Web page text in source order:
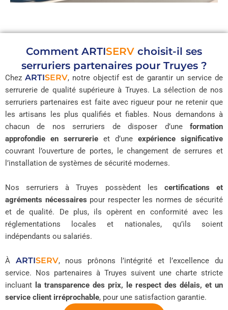
Comment ARTISERV choisit-il ses
serruriers partenaires pour Truyes ?
Chez ARTISERV, notre objectif est de garantir un service de
serrurerie de qualité supérieure à Truyes. La sélection de nos
serruriers partenaires est faite avec rigueur pour ne retenir que
les artisans les plus qualifiés et fiables. Nous demandons à
chacun de nos serruriers de disposer d’une formation
approfondie en serrurerie et d’une expérience significative
couvrant l’ouverture de portes, le changement de serrures et
l’installation de systèmes de sécurité modernes.
Nos serruriers à Truyes possèdent les certifications et
agréments nécessaires pour respecter les normes de sécurité
et de qualité. De plus, ils opèrent en conformité avec les
réglementations locales et nationales, qu’ils soient
indépendants ou salariés.
À ARTISERV, nous prônons l’intégrité et l’excellence du
service. Nos partenaires à Truyes suivent une charte stricte
incluant la transparence des prix, le respect des délais, et un
service client irréprochable, pour une satisfaction garantie.